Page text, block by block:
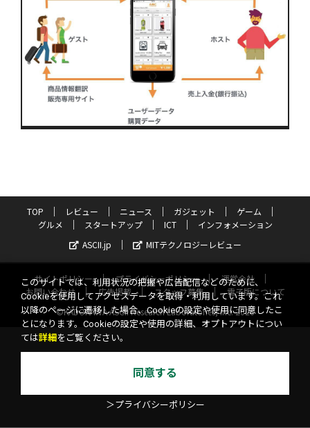
TOP レビュー ニュース ガジェット
ゲーム
グルメ
スタートアップ ICT
インフォメーション
ASCII.jp
MITテクノロジーレビュー
サイトポリシー プライバシーポリシー
運営会社
お問い合わせ
広告掲載 スタッフ募集
電子版について
©KADOKAWA ASCII Research Laboratories, Inc. 2026
このサイトでは、利用状況の把握や広告配信などのために、
Cookieを使用してアクセスデータを取得・利用しています。これ
以降のページに遷移した場合、Cookieの設定や使用に同意したこ
とになります。Cookieの設定や使用の詳細、オプトアウトについ
ては詳細 をご覧ください。
同意する
＞プライバシーポリシー